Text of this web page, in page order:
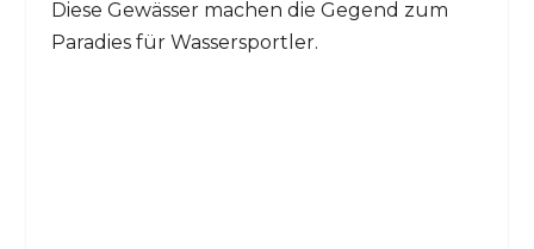
Diese Gewässer machen die Gegend zum
Paradies für Wassersportler.